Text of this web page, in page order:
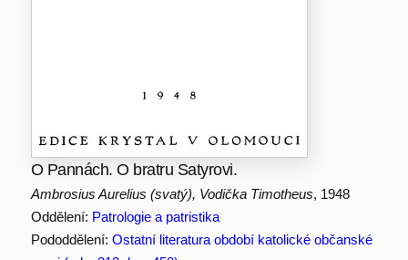
O Pannách. O bratru Satyrovi.
Ambrosius Aurelius (svatý), Vodička Timotheus, 1948
Oddělení: Patrologie a patristika
Pododdělení: Ostatní literatura období katolické občanské